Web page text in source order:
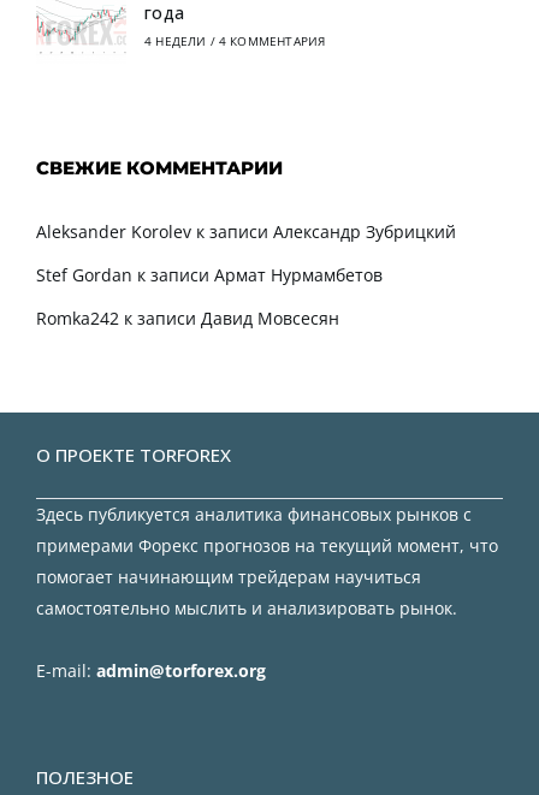
года
4 НЕДЕЛИ / 4 КОММЕНТАРИЯ
СВЕЖИЕ КОММЕНТАРИИ
Aleksander Korolev к записи Александр Зубрицкий
Stef Gordan к записи Армат Нурмамбетов
Romka242 к записи Давид Мовсесян
О ПРОЕКТЕ TORFOREX
Здесь публикуется аналитика финансовых рынков с
примерами Форекс прогнозов на текущий момент, что
помогает начинающим трейдерам научиться
самостоятельно мыслить и анализировать рынок.
E-mail: admin@torforex.org
ПОЛЕЗНОЕ